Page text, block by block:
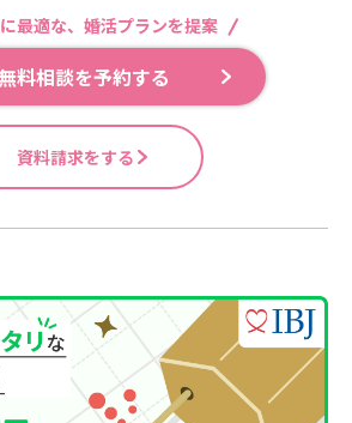
最適な、婚活プランを提案
料相談を予約する
資料請求をする